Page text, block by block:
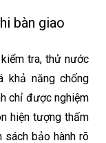
bàn giao
tra, thử nước
khả năng chống
chỉ được nghiệm
hiện tượng thấm
sách bảo hành rõ